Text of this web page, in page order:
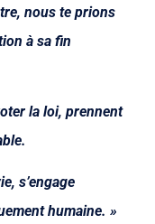
nous te prions
à sa fin
la loi, prennent
s’engage
humaine. »